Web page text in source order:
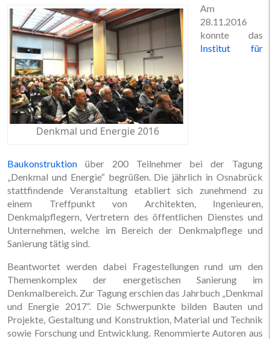
Denkmal und Energie 2016
Am
28.11.2016
konnte das
Institut für
Baukonstruktion über 200 Teilnehmer bei der Tagung
„Denkmal und Energie“ begrüßen. Die jährlich in Osnabrück
stattfindende Veranstaltung etabliert sich zunehmend zu
einem Treffpunkt von Architekten, Ingenieuren,
Denkmalpflegern, Vertretern des öffentlichen Dienstes und
Unternehmen, welche im Bereich der Denkmalpflege und
Sanierung tätig sind.
Beantwortet werden dabei Fragestellungen rund um den
Themenkomplex der energetischen Sanierung im
Denkmalbereich. Zur Tagung erschien das Jahrbuch „Denkmal
und Energie 2017“. Die Schwerpunkte bilden Bauten und
Projekte, Gestaltung und Konstruktion, Material und Technik
sowie Forschung und Entwicklung. Renommierte Autoren aus